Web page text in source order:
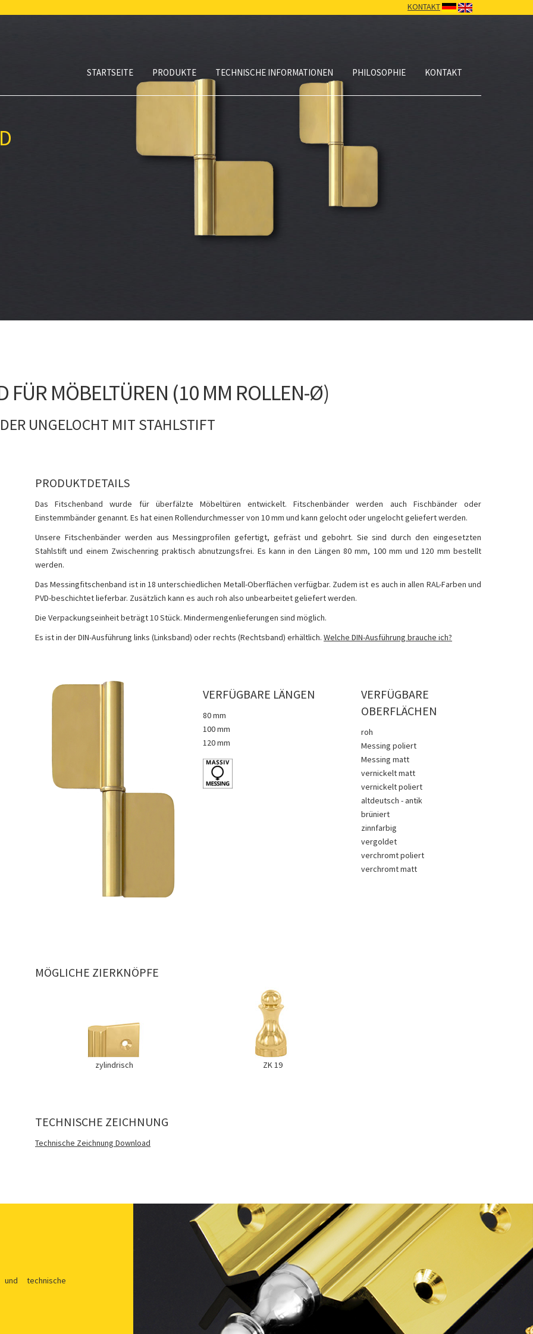
KONTAKT
STARTSEITE PRODUKTE TECHNISCHE INFORMATIONEN PHILOSOPHIE KONTAKT
FÜR MÖBELTÜREN (10 MM ROLLEN-Ø)
UNGELOCHT MIT STAHLSTIFT
PRODUKTDETAILS
Das Fitschenband wurde für überfälzte Möbeltüren entwickelt. Fitschenbänder werden auch Fischbänder oder
Einstemmbänder genannt. Es hat einen Rollendurchmesser von 10 mm und kann gelocht oder ungelocht geliefert werden.
Unsere Fitschenbänder werden aus Messingprofilen gefertigt, gefräst und gebohrt. Sie sind durch den eingesetzten
Stahlstift und einem Zwischenring praktisch abnutzungsfrei. Es kann in den Längen 80 mm, 100 mm und 120 mm bestellt
werden.
Das Messingfitschenband ist in 18 unterschiedlichen Metall-Oberflächen verfügbar. Zudem ist es auch in allen RAL-Farben und
PVD-beschichtet lieferbar. Zusätzlich kann es auch roh also unbearbeitet geliefert werden.
Die Verpackungseinheit beträgt 10 Stück. Mindermengenlieferungen sind möglich.
Es ist in der DIN-Ausführung links (Linksband) oder rechts (Rechtsband) erhältlich. Welche DIN-Ausführung brauche ich?
VERFÜGBARE LÄNGEN
80 mm
100 mm
120 mm
VERFÜGBARE
OBERFLÄCHEN
roh
Messing poliert
Messing matt
vernickelt matt
vernickelt poliert
altdeutsch - antik
brüniert
zinnfarbig
vergoldet
verchromt poliert
verchromt matt
MÖGLICHE ZIERKNÖPFE
zylindrisch ZK 19
TECHNISCHE ZEICHNUNG
Technische Zeichnung Download
technische